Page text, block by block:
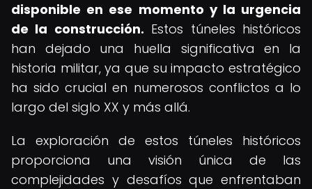
disponible en ese momento y la urgencia
de la construcción. Estos túneles históricos
han dejado una huella significativa en la
historia militar, ya que su impacto estratégico
ha sido crucial en numerosos conflictos a lo
largo del siglo XX y más allá.
La exploración de estos túneles históricos
proporciona una visión única de las
complejidades y desafíos que enfrentaban